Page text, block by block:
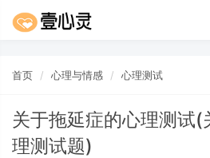
首页 心理与情感 心理测试
关于拖延症的心理测试(
理测试题)